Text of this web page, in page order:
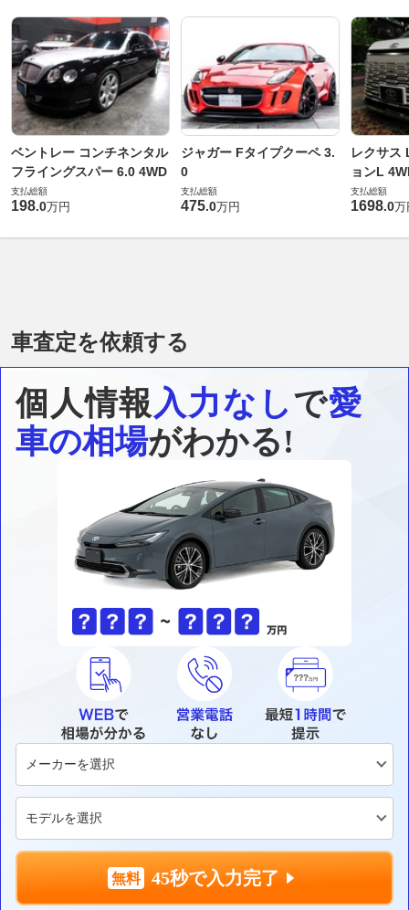
ベントレー コンチネンタル
フライングスパー 6.0 4WD
支払総額
198.0万円
ジャガー Fタイプクーペ 3.
0
支払総額
475.0万円
レクサス
ョンL
支払総額
1698.0万
車査定を依頼する
個人情報入力なしで愛
車の相場がわかる!
45秒で入力完了